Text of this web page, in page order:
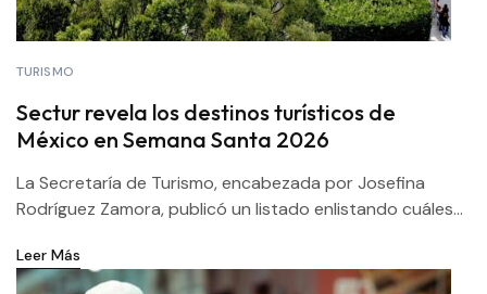
TURISMO
Sectur revela los destinos turísticos de
México en Semana Santa 2026
La Secretaría de Turismo, encabezada por Josefina
Rodríguez Zamora, publicó un listado enlistando cuáles...
Leer Más